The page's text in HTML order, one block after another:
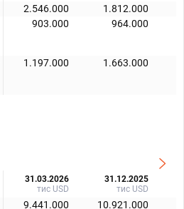
2.546.000 1.812.000
903.000 964.000
1.197.000 1.663.000
31.03.2026
тис USD
31.12.2025
тис USD
9.441.000 10.921.000